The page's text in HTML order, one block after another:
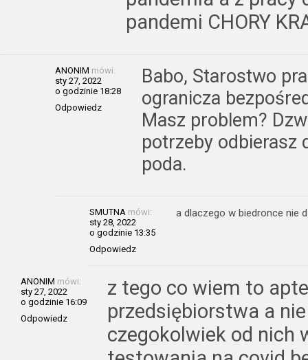
pandemi CHORY
ANONIM mówi:
sty 27, 2022
o godzinie 18:28
Odpowiedz
Babo, Starostwo
ogranicza
Masz problem?
potrzeby odbierasz
poda.
SMUTNA mówi:
sty 28, 2022
o godzinie 13:35
Odpowiedz
a dlaczego w biedronce nie
ANONIM mówi:
sty 27, 2022
o godzinie 16:09
Odpowiedz
z tego co wiem to
przedsiębiorstwa a
czegokolwiek od nich